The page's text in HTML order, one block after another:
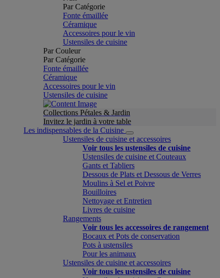
Par Catégorie
Fonte émaillée
Céramique
Accessoires pour le vin
Ustensiles de cuisine
Par Couleur
Par Catégorie
Fonte émaillée
Céramique
Accessoires pour le vin
Ustensiles de cuisine
Collections Pétales & Jardin
Invitez le jardin à votre table
Les indispensables de la Cuisine
Ustensiles de cuisine et accessoires
Voir tous les ustensiles de cuisine
Ustensiles de cuisine et Couteaux
Gants et Tabliers
Dessous de Plats et Dessous de Verres
Moulins à Sel et Poivre
Bouilloires
Nettoyage et Entretien
Livres de cuisine
Rangements
Voir tous les accessoires de rangement
Bocaux et Pots de conservation
Pots à ustensiles
Pour les animaux
Ustensiles de cuisine et accessoires
Voir tous les ustensiles de cuisine